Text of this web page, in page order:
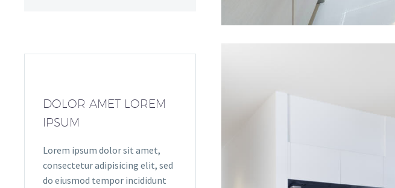
DOLOR AMET LOREM
IPSUM
Lorem ipsum dolor sit amet,
consectetur adipisicing elit, sed
do eiusmod tempor incididunt